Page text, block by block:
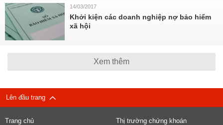
14/03/2017
Khởi kiện các doanh nghiệp nợ bảo hiểm
xã hội
Xem thêm
Lên đầu trang
Trang chủ Thị trường chứng khoán